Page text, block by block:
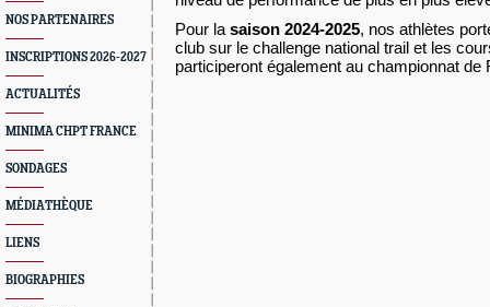
NOS PARTENAIRES
INSCRIPTIONS 2026-2027
ACTUALITÉS
MINIMA CHPT FRANCE
SONDAGES
MÉDIATHÈQUE
LIENS
BIOGRAPHIES
Pour la saison 2024-2025, nos athlètes
club sur le challenge national trail et les
participeront également au championnat